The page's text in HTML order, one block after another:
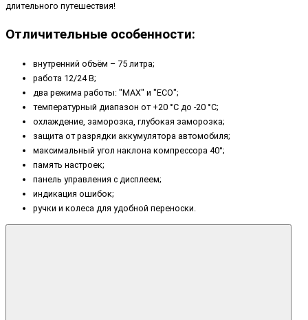
длительного путешествия!
Отличительные особенности:
внутренний объём – 75 литра;
работа 12/24 В;
два режима работы: "MAX" и "ECO";
температурный диапазон от +20 °C до -20 °C;
охлаждение, заморозка, глубокая заморозка;
защита от разрядки аккумулятора автомобиля;
максимальный угол наклона компрессора 40°;
память настроек;
панель управления с дисплеем;
индикация ошибок;
ручки и колеса для удобной переноски.